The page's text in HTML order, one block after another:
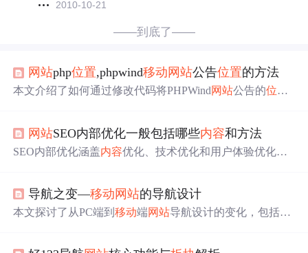
2010-10-21
——到底了——
网站php位置,phpwind移动 网站公告位置的方法
本文介绍了如何通过修改代码将PHPWind网站公告的位置
后面添加调整位置的代码，保存并刷新后台数据，公告
置即会变更为左上角。
网站SEO内部优化一般包括哪些内容和方法
SEO内部优化涵盖内容优化、技术优化和用户体验优化三
接；技术优化包括URL结构、网站速度、
TPS、结构化数据、XML网站地图、Robots.txt和规范标
导航之变—移动 网站的导航设计
本文探讨了从PC端到移动端网站导航设计的变化，包括导